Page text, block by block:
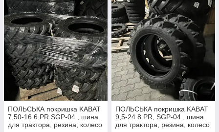
ПОЛЬСЬКА покришка KABAT
7,50-16 6 PR SGP-04 , шина
для трактора, резина, колесо
ПОЛЬСЬКА покришка KABAT
9,5-24 8 PR, SGP-04 , шина
для трактора, резина, колесо